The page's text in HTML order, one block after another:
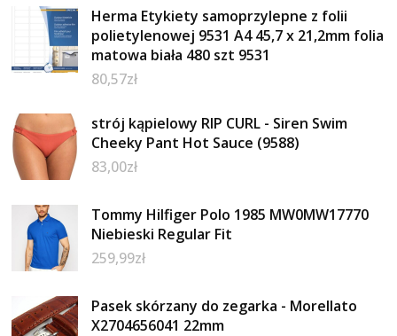
Herma Etykiety samoprzylepne z folii
polietylenowej 9531 A4 45,7 x 21,2mm folia
matowa biała 480 szt 9531
80,57zł
strój kąpielowy RIP CURL - Siren Swim
Cheeky Pant Hot Sauce (9588)
83,00zł
Tommy Hilfiger Polo 1985 MW0MW17770
Niebieski Regular Fit
259,99zł
Pasek skórzany do zegarka - Morellato
X2704656041 22mm